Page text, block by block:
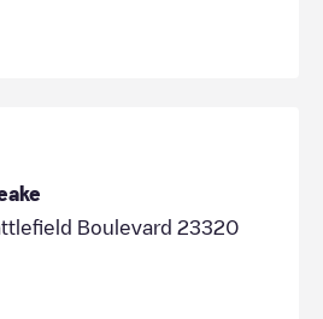
Boulevard 23320